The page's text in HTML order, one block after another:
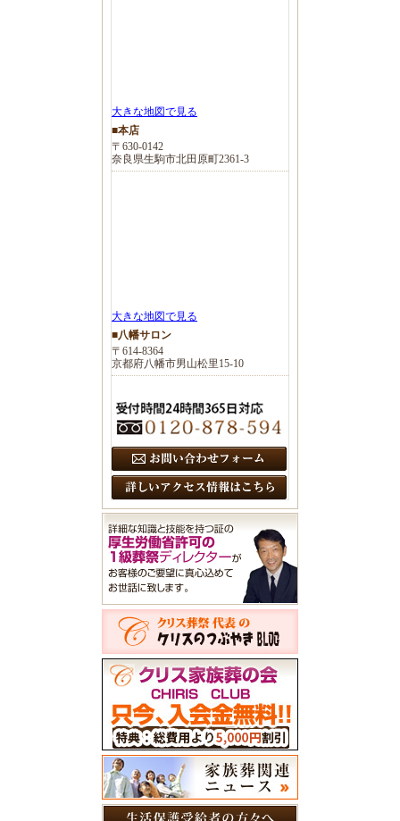
大きな地図で見る
■本店
〒630-0142
奈良県生駒市北田原町2361-3
大きな地図で見る
■八幡サロン
〒614-8364
京都府八幡市男山松里15-10